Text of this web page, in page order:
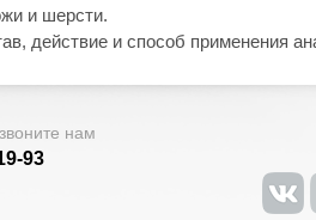
и шерсти.
действие и способ применения
нам
93